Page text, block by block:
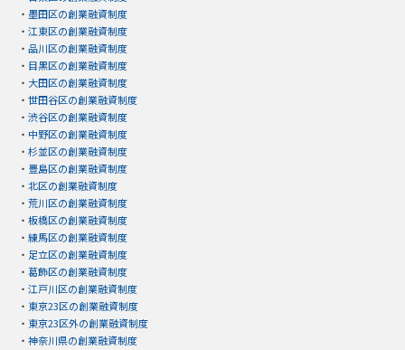
・ 墨田区の創業融資制度
・ 江東区の創業融資制度
・ 品川区の創業融資制度
・ 目黒区の創業融資制度
・ 大田区の創業融資制度
・ 世田谷区の創業融資制度
・ 渋谷区の創業融資制度
・ 中野区の創業融資制度
・ 杉並区の創業融資制度
・ 豊島区の創業融資制度
・ 北区の創業融資制度
・ 荒川区の創業融資制度
・ 板橋区の創業融資制度
・ 練馬区の創業融資制度
・ 足立区の創業融資制度
・ 葛飾区の創業融資制度
・ 江戸川区の創業融資制度
・ 東京23区の創業融資制度
・ 東京23区外の創業融資制度
・ 神奈川県の創業融資制度